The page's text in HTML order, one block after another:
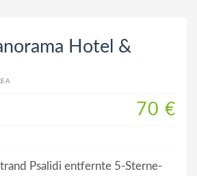
Hotel &
70 €
Psalidi entfernte 5-Sterne-